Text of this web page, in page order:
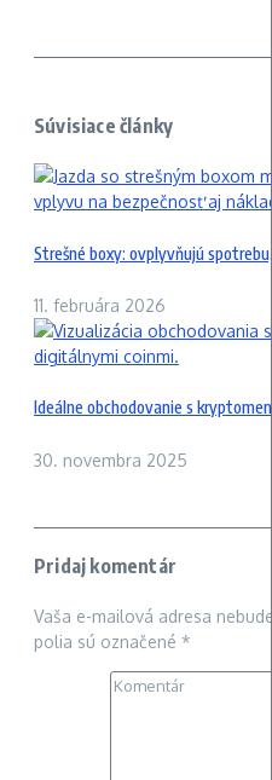
Súvisiace články
Strešné boxy: ovplyvňujú
11. februára 2026
Ideálne obchodovanie s
30. novembra 2025
Pridaj komentár
Vaša e-mailová adresa
polia sú označené *